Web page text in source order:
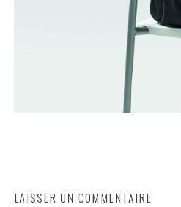
LAISSER UN COMMENTAIRE